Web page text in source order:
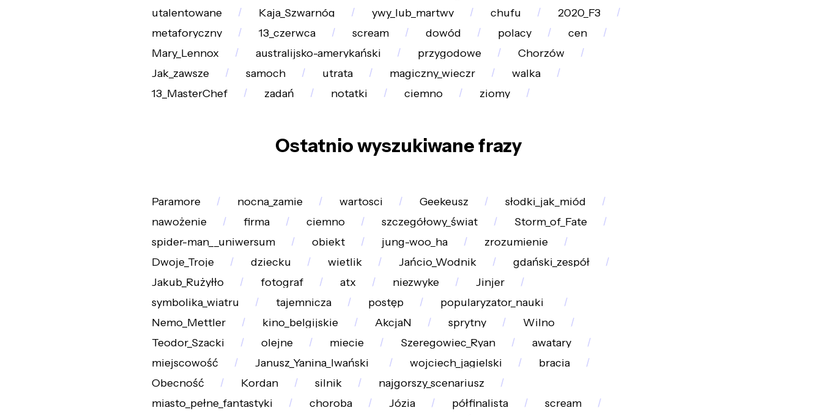
utalentowane
Kaja_Szwarnóg ywy_lub_martwy chufu
2020_F3
metaforyczny
13_czerwca scream dowód polacy
cen
Mary_Lennox
australijsko-amerykański przygodowe
Chorzów
Jak_zawsze
samoch utrata magiczny_wieczr
walka
13_MasterChef
zadań notatki ciemno ziomy
Ostatnio wyszukiwane frazy
Paramore nocna_zamie wartosci Geekeusz
słodki_jak_miód
nawożenie
firma ciemno szczegółowy_świat
Storm_of_Fate
spider-man__uniwersum
obiekt jung-woo_ha
zrozumienie
Dwoje_Troje
dziecku wietlik Jańcio_Wodnik
gdański_zespół
Jakub_Rużyłło
fotograf atx niezwyke
Jinjer
symbolika_wiatru
tajemnicza postęp
popularyzator_nauki_
Nemo_Mettler
kino_belgijskie AkcjaN sprytny
Wilno
Teodor_Szacki
olejne miecie Szeregowiec_Ryan
awatary
miejscowość
Janusz_Yanina_Iwański_ wojciech_jagielski
bracia
Obecność
Kordan silnik
najgorszy_scenariusz
miasto_pełne_fantastyki
choroba Józia półfinalista
scream